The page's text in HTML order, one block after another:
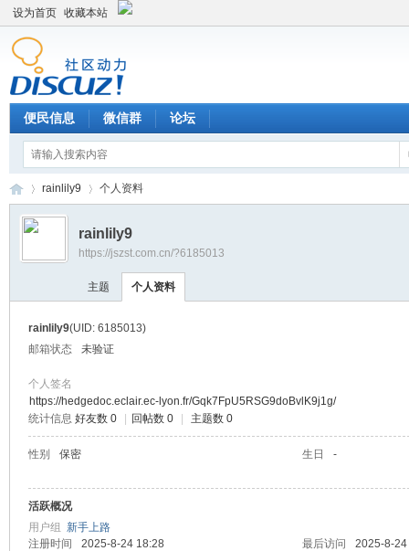
设为首页 收藏本站
便民信息 微信群 论坛
›
rainlily9 个人资料
rainlily9
https://jszst.com.cn/?6185013
主题 个人资料
rainlily9(UID: 6185013)
邮箱状态
未验证
个人签名
https://hedgedoc.eclair.ec-lyon.fr/Gqk7FpU5RSG9doBvlK9j1g/
统计信息 好友数 0 回帖数 0 主题数 0
性别 保密 生日 -
活跃概况
用户组 新手上路
注册时间
2025-8-24 18:28 最后访问
2025-8-